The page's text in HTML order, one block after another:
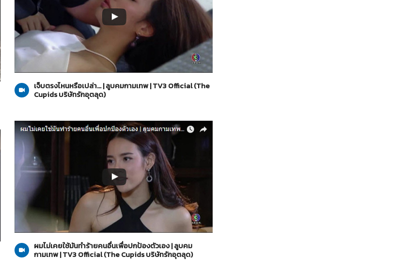
15-05-2560
The Cupids บริษัทรักอุตลุด
เจ็บตรงไหนหรือเปล่า... | ลูบคมกามเทพ | TV3 Official (The
Cupids บริษัทรักอุตลุด)
15-05-2560
The Cupids บริษัทรักอุตลุด
ผมไม่เคยใช้มันทำร้ายคนอื่นเพื่อปกป้องตัวเอง | ลูบคม
กามเทพ | TV3 Official (The Cupids บริษัทรักอุตลุด)